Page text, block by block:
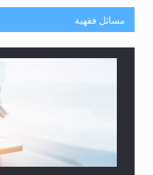
مسائل فقهية